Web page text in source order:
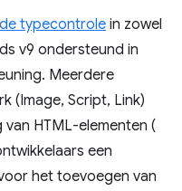
typecontrole in zowel
v9 ondersteund in
Meerdere
(Image, Script, Link)
HTML-elementen (
een
het toevoegen van